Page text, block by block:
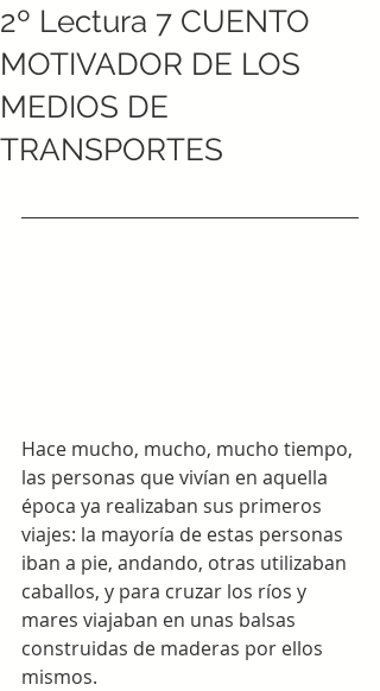
2º Lectura 7 CUENTO
MOTIVADOR DE LOS
MEDIOS DE
TRANSPORTES
Hace mucho, mucho, mucho tiempo,
las personas que vivían en aquella
época ya realizaban sus primeros
viajes: la mayoría de estas personas
iban a pie, andando, otras utilizaban
caballos, y para cruzar los ríos y
mares viajaban en unas balsas
construidas de maderas por ellos
mismos.